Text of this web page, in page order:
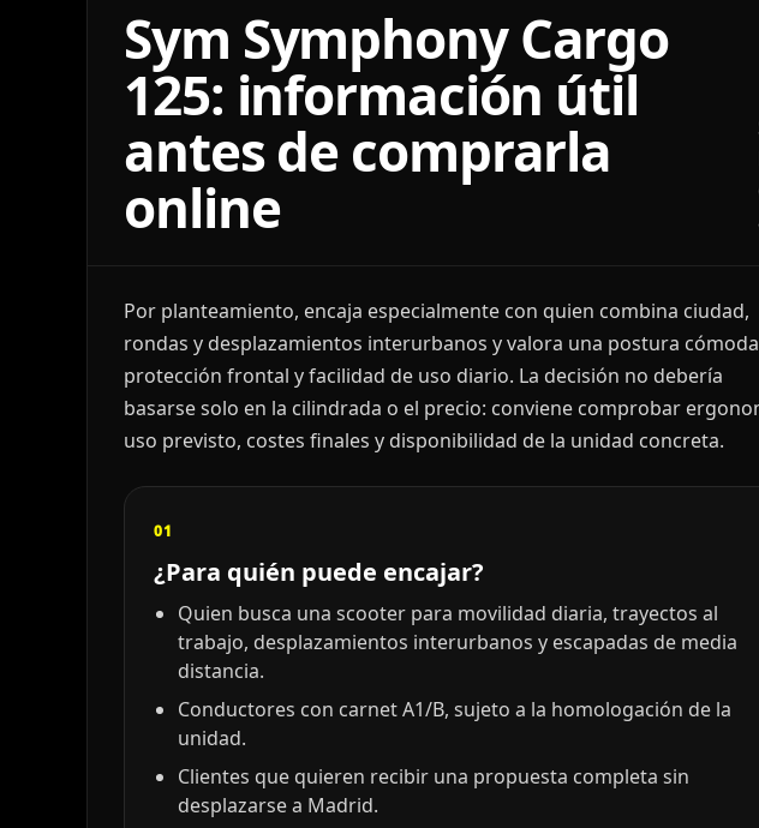
Sym Symphony Cargo
125: información útil
antes de comprarla
online
Por planteamiento, encaja especialmente con quien combina ciudad,
rondas y desplazamientos interurbanos y valora una postura
protección frontal y facilidad de uso diario. La decisión no debería
basarse solo en la cilindrada o el precio: conviene comprobar
uso previsto, costes finales y disponibilidad de la unidad concreta.
01
¿Para quién puede encajar?
Quien busca una scooter para movilidad diaria, trayectos al
trabajo, desplazamientos interurbanos y escapadas de media
distancia.
Conductores con carnet A1/B, sujeto a la homologación de la
unidad.
Clientes que quieren recibir una propuesta completa sin
desplazarse a Madrid.